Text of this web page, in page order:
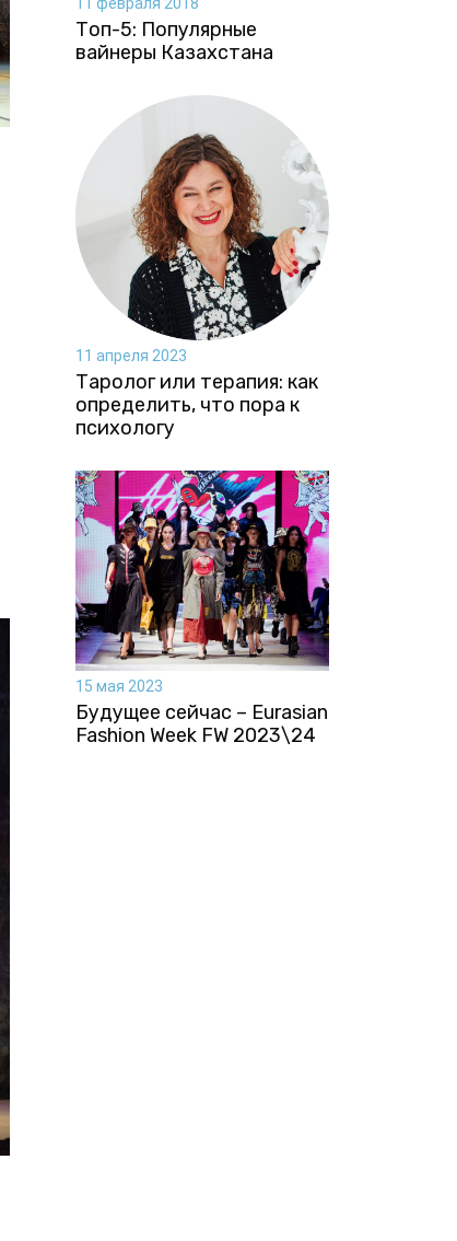
Топ-5: Популярные
вайнеры Казахстана
11 апреля 2023
Таролог или терапия: как
определить, что пора к
психологу
15 мая 2023
Будущее сейчас – Eurasian
Fashion Week FW 2023\24